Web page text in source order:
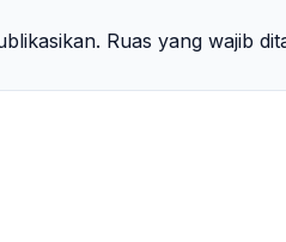
Ruas yang wajib